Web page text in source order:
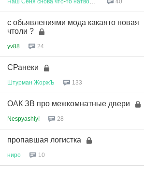
40
с обьявлениями мода какаято новая
чтоли ?
yv88 24
СРанеки
Штурман ЖоржЪ 133
ОАК ЗВ про межкомнатные двери
Nespyashiy! 28
пропавшая логистка
ниро 10